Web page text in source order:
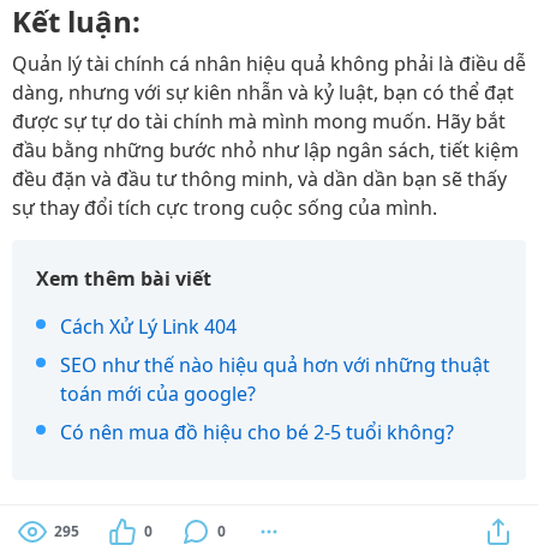
Kết luận:
Quản lý tài chính cá nhân hiệu quả không phải là điều dễ
dàng, nhưng với sự kiên nhẫn và kỷ luật, bạn có thể đạt
được sự tự do tài chính mà mình mong muốn. Hãy bắt
đầu bằng những bước nhỏ như lập ngân sách, tiết kiệm
đều đặn và đầu tư thông minh, và dần dần bạn sẽ thấy
sự thay đổi tích cực trong cuộc sống của mình.
Xem thêm bài viết
Cách Xử Lý Link 404
SEO như thế nào hiệu quả hơn với những thuật
toán mới của google?
Có nên mua đồ hiệu cho bé 2-5 tuổi không?
295 0 0